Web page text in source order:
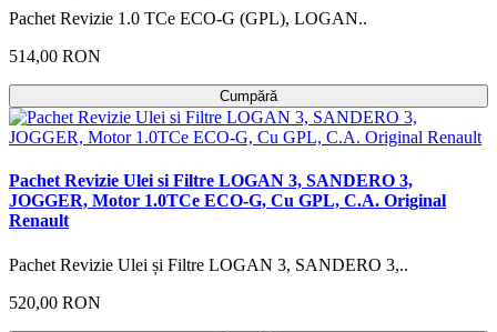
Pachet Revizie 1.0 TCe ECO-G (GPL), LOGAN..
514,00 RON
Cumpără
Pachet Revizie Ulei si Filtre LOGAN 3, SANDERO 3,
JOGGER, Motor 1.0TCe ECO-G, Cu GPL, C.A. Original
Renault
Pachet Revizie Ulei și Filtre LOGAN 3, SANDERO 3,..
520,00 RON